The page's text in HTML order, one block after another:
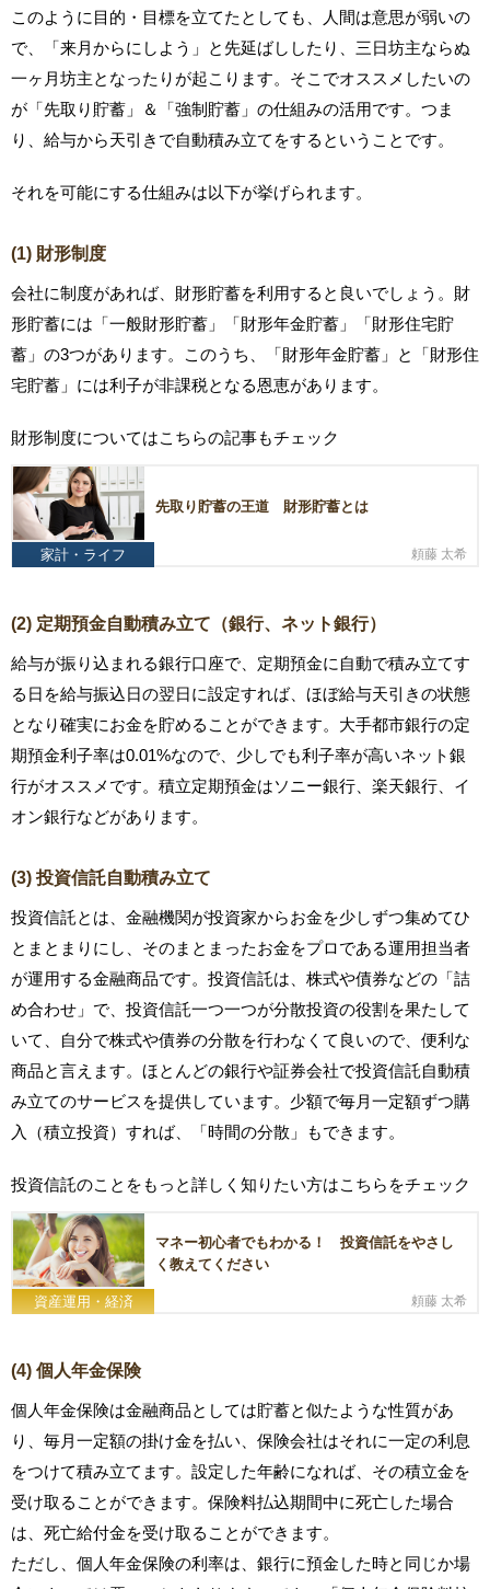
このように目的・目標を立てたとしても、人間は意思が弱いの
で、「来月からにしよう」と先延ばししたり、三日坊主ならぬ
一ヶ月坊主となったりが起こります。そこでオススメしたいの
が「先取り貯蓄」＆「強制貯蓄」の仕組みの活用です。つま
り、給与から天引きで自動積み立てをするということです。
それを可能にする仕組みは以下が挙げられます。
(1) 財形制度
会社に制度があれば、財形貯蓄を利用すると良いでしょう。財
形貯蓄には「一般財形貯蓄」「財形年金貯蓄」「財形住宅貯
蓄」の3つがあります。このうち、「財形年金貯蓄」と「財形住
宅貯蓄」には利子が非課税となる恩恵があります。
財形制度についてはこちらの記事もチェック
先取り貯蓄の王道 財形貯蓄とは
家計・ライフ 頼藤 太希
(2) 定期預金自動積み立て（銀行、ネット銀行）
給与が振り込まれる銀行口座で、定期預金に自動で積み立てす
る日を給与振込日の翌日に設定すれば、ほぼ給与天引きの状態
となり確実にお金を貯めることができます。大手都市銀行の定
期預金利子率は0.01%なので、少しでも利子率が高いネット銀
行がオススメです。積立定期預金はソニー銀行、楽天銀行、イ
オン銀行などがあります。
(3) 投資信託自動積み立て
投資信託とは、金融機関が投資家からお金を少しずつ集めてひ
とまとまりにし、そのまとまったお金をプロである運用担当者
が運用する金融商品です。投資信託は、株式や債券などの「詰
め合わせ」で、投資信託一つ一つが分散投資の役割を果たして
いて、自分で株式や債券の分散を行わなくて良いので、便利な
商品と言えます。ほとんどの銀行や証券会社で投資信託自動積
み立てのサービスを提供しています。少額で毎月一定額ずつ購
入（積立投資）すれば、「時間の分散」もできます。
投資信託のことをもっと詳しく知りたい方はこちらをチェック
マネー初心者でもわかる！ 投資信託をやさし
く教えてください
資産運用・経済 頼藤 太希
(4) 個人年金保険
個人年金保険は金融商品としては貯蓄と似たような性質があ
り、毎月一定額の掛け金を払い、保険会社はそれに一定の利息
をつけて積み立てます。設定した年齢になれば、その積立金を
受け取ることができます。保険料払込期間中に死亡した場合
は、死亡給付金を受け取ることができます。
ただし、個人年金保険の利率は、銀行に預金した時と同じか場